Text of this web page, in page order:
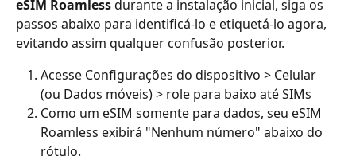
eSIM Roamless durante a instalação inicial, siga os
passos abaixo para identificá-lo e etiquetá-lo agora,
evitando assim qualquer confusão posterior.
Acesse Configurações do dispositivo > Celular
(ou Dados móveis) > role para baixo até SIMs
Como um eSIM somente para dados, seu eSIM
Roamless exibirá "Nenhum número" abaixo do
rótulo.